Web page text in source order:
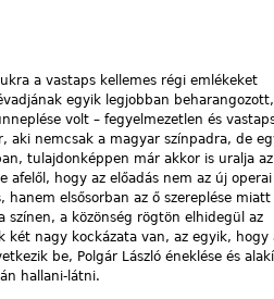
a vastaps kellemes régi emlékeket
egyik legjobban beharangozott,
volt – fegyelmezetlen és
aki nemcsak a magyar színpadra, de
tulajdonképpen már akkor is uralja az
hogy az előadás nem az új operai
elsősorban az ő szereplése miatt
színen, a közönség rögtön elhidegül az
két nagy kockázata van, az egyik, hogy
be, Polgár László éneklése és
hallani-látni.